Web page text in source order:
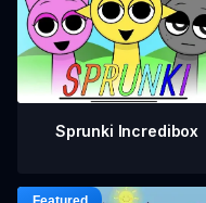
Sprunki Incredibox